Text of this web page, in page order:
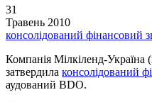
31
Травень 2010
консолідований фінансовий
Компанія Мілкіленд-Україна
затвердила консолідований
аудований BDO.